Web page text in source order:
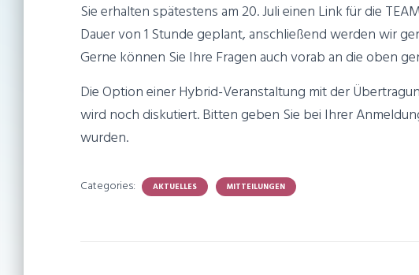
Sie erhalten spätestens am 20. Juli einen Link für die
Dauer von 1 Stunde geplant, anschließend werden wir
Gerne können Sie Ihre Fragen auch vorab an die oben
Die Option einer Hybrid-Veranstaltung mit der
wird noch diskutiert. Bitten geben Sie bei Ihrer
wurden.
Categories: AKTUELLES MITTEILUNGEN